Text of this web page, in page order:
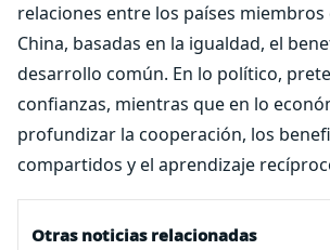
relaciones entre los países
China, basadas en la igualdad, el
desarrollo común. En lo político,
confianzas, mientras que en lo
profundizar la cooperación, los
compartidos y el aprendizaje
Otras noticias relacionadas